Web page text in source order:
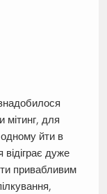
мітинг, для
одному йти в
дуже
привабливим